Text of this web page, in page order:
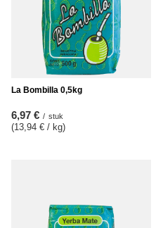
La Bombilla 0,5kg
6,97 € / stuk
(13,94 € / kg)